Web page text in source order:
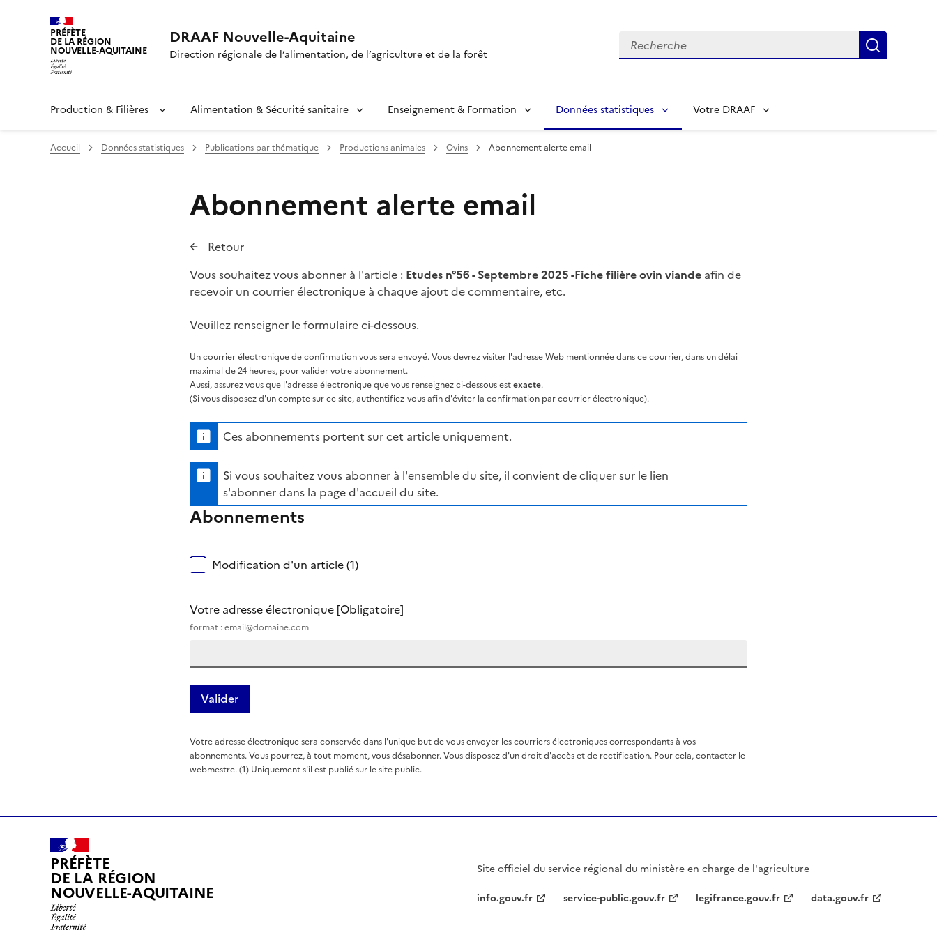
PRÉFÈTE
DE LA RÉGION
NOUVELLE-AQUITAINE
DRAAF Nouvelle-Aquitaine
Direction régionale de l’alimentation, de l’agriculture et de la forêt
Recherche
Production & Filières Alimentation & Sécurité sanitaire Enseignement & Formation Données statistiques Votre DRAAF
Accueil Données statistiques Publications par thématique Productions animales Ovins Abonnement alerte email
Abonnement alerte email
Retour
Vous souhaitez vous abonner à l'article : Etudes n°56 - Septembre 2025 -Fiche filière ovin viande afin de
recevoir un courrier électronique à chaque ajout de commentaire, etc.
Veuillez renseigner le formulaire ci-dessous.
Un courrier électronique de confirmation vous sera envoyé. Vous devrez visiter l'adresse Web mentionnée dans ce courrier, dans un délai
maximal de 24 heures, pour valider votre abonnement.
Aussi, assurez vous que l'adresse électronique que vous renseignez ci-dessous estexacte.
(Si vous disposez d'un compte sur ce site, authentifiez-vous afin d'éviter la confirmation par courrier électronique).
Ces abonnements portent sur cet article uniquement.
Si vous souhaitez vous abonner à l'ensemble du site, il convient de cliquer sur le lien
s'abonner dans la page d'accueil du site.
Abonnements
Modification d'un article (1)
Votre adresse électronique [Obligatoire]
format : email@domaine.com
Votre adresse électronique sera conservée dans l'unique but de vous envoyer les courriers électroniques correspondants à vos
abonnements. Vous pourrez, à tout moment, vous désabonner. Vous disposez d'un droit d'accès et de rectification. Pour cela, contacter le
webmestre. (1) Uniquement s'il est publié sur le site public.
PRÉFÈTE
DE LA RÉGION
NOUVELLE-AQUITAINE
Site officiel du service régional du ministère en charge de l'agriculture
info.gouv.fr
service-public.gouv.fr legifrance.gouv.fr data.gouv.fr